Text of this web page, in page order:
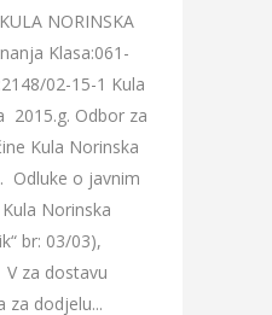
NORINSKA
Klasa:061-
02-15-1 Kula
2015.g. Odbor za
Kula Norinska
Odluke o javnim
Norinska
br: 03/03),
za dostavu
za dodjelu...